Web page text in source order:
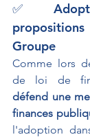
✅
Groupe
Comme lors
de loi de
défend une
finances
l'adoption